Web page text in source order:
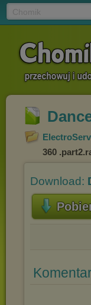
360
Download: